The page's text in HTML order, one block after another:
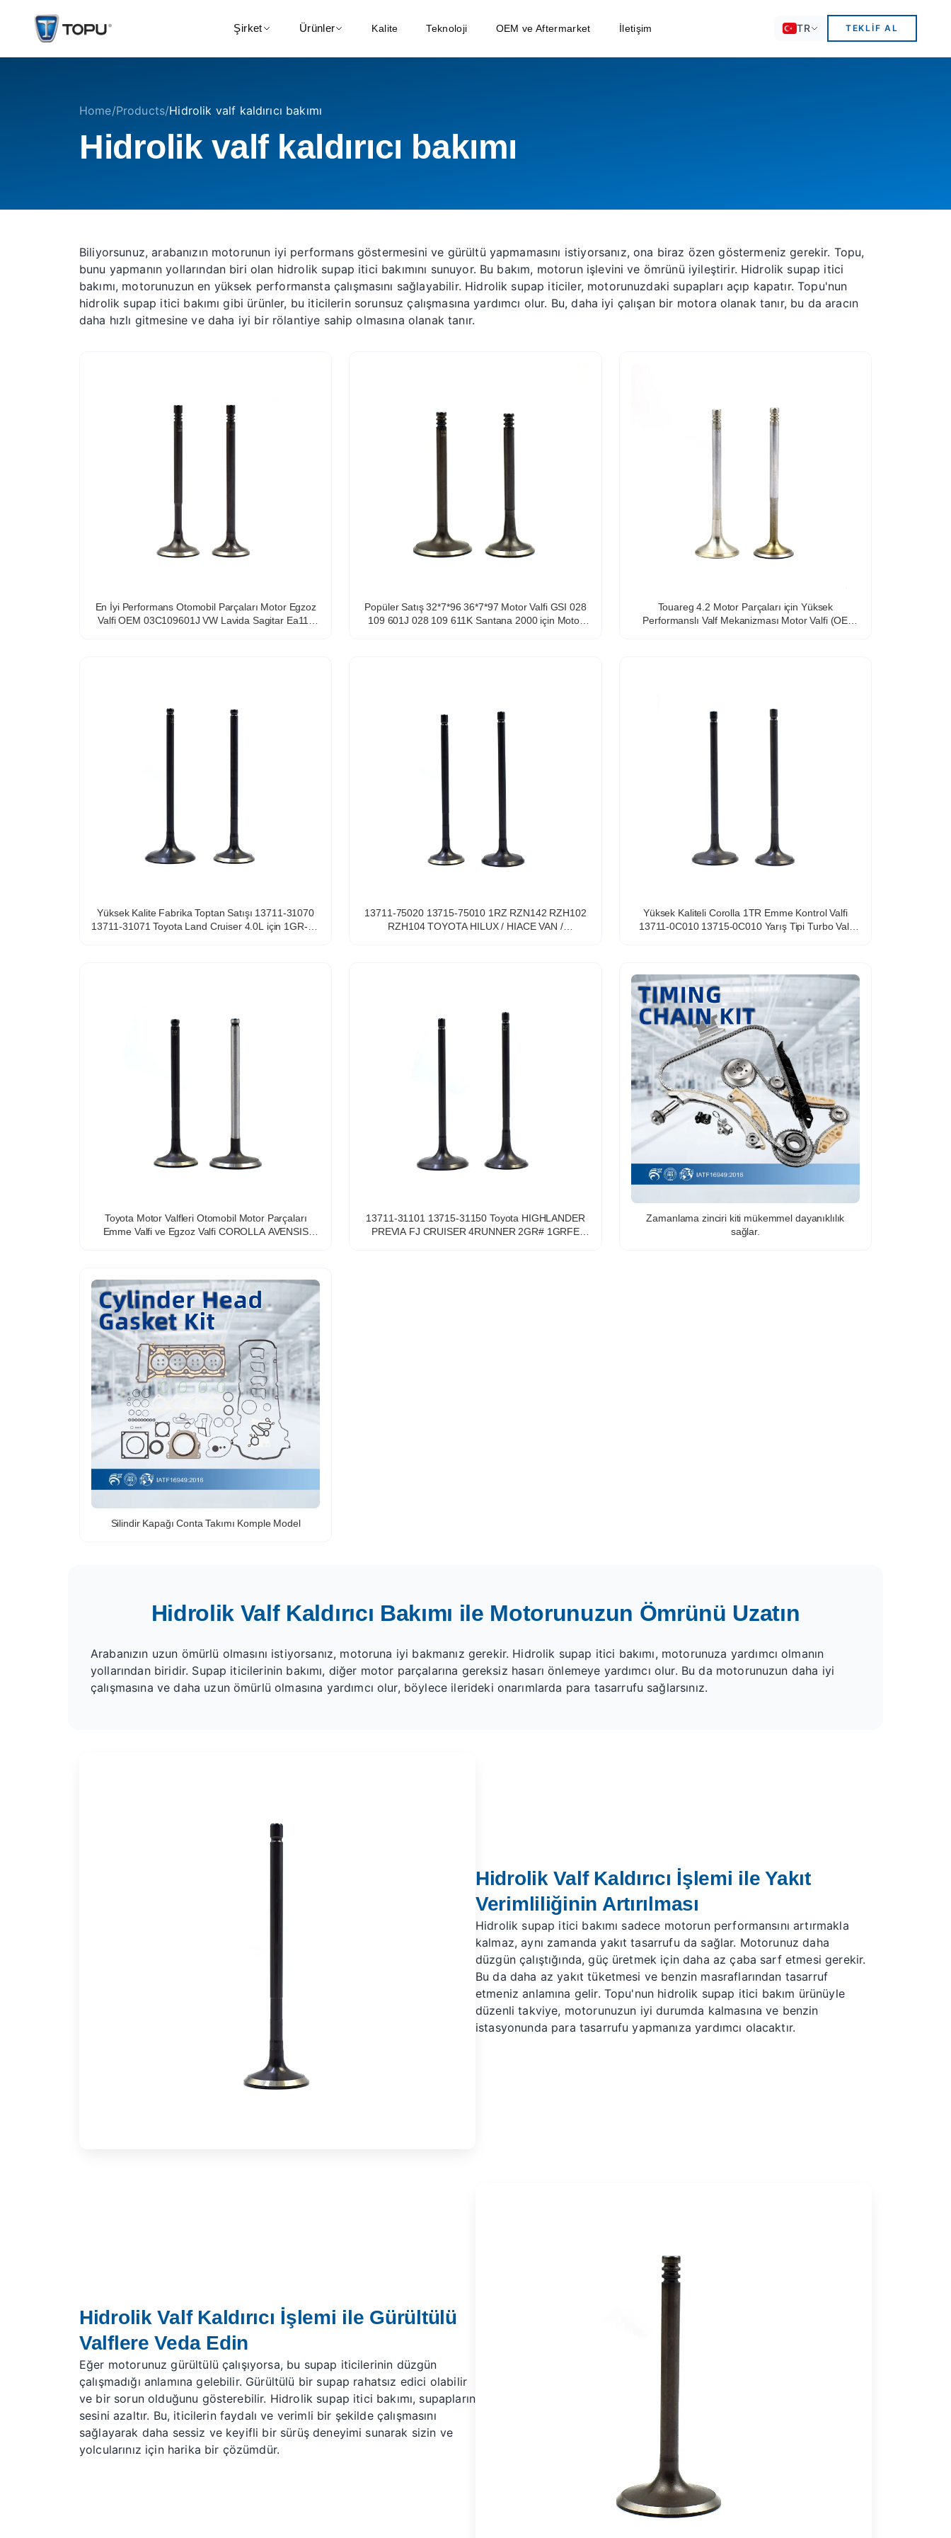
Şirket Ürünler Kalite Teknoloji OEM ve Aftermarket İletişim TR TEKLIF AL
Home/Products/Hidrolik valf kaldırıcı bakımı
Hidrolik valf kaldırıcı bakımı
Biliyorsunuz, arabanızın motorunun iyi performans göstermesini ve gürültü yapmamasını istiyorsanız, ona biraz özen göstermeniz gerekir. Topu,
bunu yapmanın yollarından biri olan hidrolik supap itici bakımını sunuyor. Bu bakım, motorun işlevini ve ömrünü iyileştirir. Hidrolik supap itici
bakımı, motorunuzun en yüksek performansta çalışmasını sağlayabilir. Hidrolik supap iticiler, motorunuzdaki supapları açıp kapatır. Topu'nun
hidrolik supap itici bakımı gibi ürünler, bu iticilerin sorunsuz çalışmasına yardımcı olur. Bu, daha iyi çalışan bir motora olanak tanır, bu da aracın
daha hızlı gitmesine ve daha iyi bir rölantiye sahip olmasına olanak tanır.
En İyi Performans Otomobil Parçaları Motor Egzoz
Valfi OEM 03C109601J VW Lavida Sagitar Ea111
Popüler Satış 32*7*96 36*7*97 Motor Valfi GSI 028
109 601J 028 109 611K Santana 2000 için Motor
Touareg 4.2 Motor Parçaları için Yüksek
Performanslı Valf Mekanizması Motor Valfi (OE
Yüksek Kalite Fabrika Toptan Satışı 13711-31070
13711-31071 Toyota Land Cruiser 4.0L için 1GR-FE
13711-75020 13715-75010 1RZ RZN142 RZH102
RZH104 TOYOTA HILUX / HIACE VAN /
Yüksek Kaliteli Corolla 1TR Emme Kontrol Valfi
13711-0C010 13715-0C010 Yarış Tipi Turbo Valf
Toyota Motor Valfleri Otomobil Motor Parçaları
Emme Valfi ve Egzoz Valfi COROLLA AVENSIS
13711-31101 13715-31150 Toyota HIGHLANDER
PREVIA FJ CRUISER 4RUNNER 2GR# 1GRFE
Zamanlama zinciri kiti mükemmel dayanıklılık
sağlar.
Silindir Kapağı Conta Takımı Komple Model
Hidrolik Valf Kaldırıcı Bakımı ile Motorunuzun Ömrünü Uzatın
Arabanızın uzun ömürlü olmasını istiyorsanız, motoruna iyi bakmanız gerekir. Hidrolik supap itici bakımı, motorunuza yardımcı olmanın
yollarından biridir. Supap iticilerinin bakımı, diğer motor parçalarına gereksiz hasarı önlemeye yardımcı olur. Bu da motorunuzun daha iyi
çalışmasına ve daha uzun ömürlü olmasına yardımcı olur, böylece ilerideki onarımlarda para tasarrufu sağlarsınız.
Hidrolik Valf Kaldırıcı İşlemi ile Yakıt
Verimliliğinin Artırılması
Hidrolik supap itici bakımı sadece motorun performansını artırmakla
kalmaz, aynı zamanda yakıt tasarrufu da sağlar. Motorunuz daha
düzgün çalıştığında, güç üretmek için daha az çaba sarf etmesi gerekir.
Bu da daha az yakıt tüketmesi ve benzin masraflarından tasarruf
etmeniz anlamına gelir. Topu'nun hidrolik supap itici bakım ürünüyle
düzenli takviye, motorunuzun iyi durumda kalmasına ve benzin
istasyonunda para tasarrufu yapmanıza yardımcı olacaktır.
Hidrolik Valf Kaldırıcı İşlemi ile Gürültülü
Valflere Veda Edin
Eğer motorunuz gürültülü çalışıyorsa, bu supap iticilerinin düzgün
çalışmadığı anlamına gelebilir. Gürültülü bir supap rahatsız edici olabilir
ve bir sorun olduğunu gösterebilir. Hidrolik supap itici bakımı, supapların
sesini azaltır. Bu, iticilerin faydalı ve verimli bir şekilde çalışmasını
sağlayarak daha sessiz ve keyifli bir sürüş deneyimi sunarak sizin ve
yolcularınız için harika bir çözümdür.